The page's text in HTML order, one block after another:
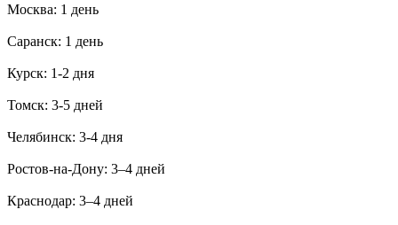
Москва: 1 день
Саранск: 1 день
Курск: 1-2 дня
Томск: 3-5 дней
Челябинск: 3-4 дня
Ростов-на-Дону: 3–4 дней
Краснодар: 3–4 дней